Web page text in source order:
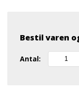
Bestil varen
Antal:
1-